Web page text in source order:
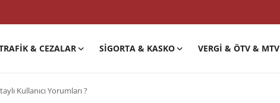
& CEZALAR SIGORTA & KASKO VERGI & ÖTV & MTV
Kullanıcı Yorumları ?